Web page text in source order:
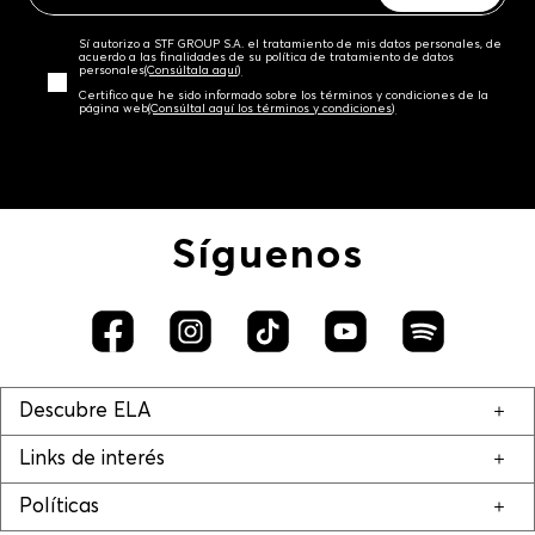
Sí autorizo a STF GROUP S.A. el tratamiento de mis datos personales, de
acuerdo a las finalidades de su política de tratamiento de datos
personales‎(Consúltala aquí)
Certifico que he sido informado sobre los términos y condiciones de la
página web‎(Consúltal aquí los términos y condiciones)
Síguenos
Descubre ELA
Links de interés
Políticas